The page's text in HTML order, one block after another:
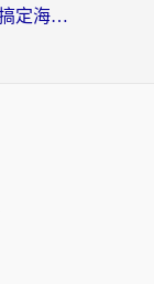
在美国怎么用酷我听周杰伦？3步搞定海外听歌难题